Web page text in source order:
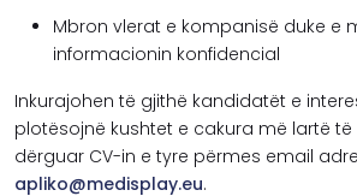
Mbron vlerat e kompanisë duke e
informacionin konfidencial
Inkurajohen të gjithë kandidatët e
plotësojnë kushtet e cakura më lartë të
dërguar CV-in e tyre përmes email
apliko@medisplay.eu.